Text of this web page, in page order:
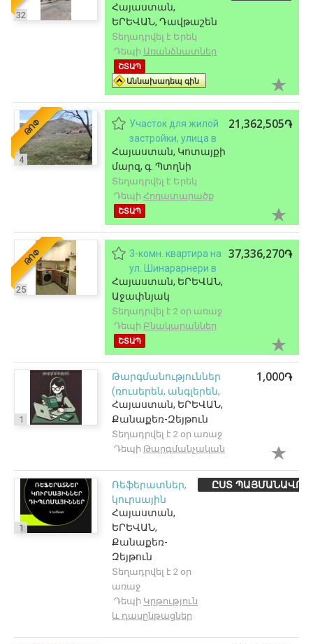
32
квартал Давташен
в Давташене, 300
кв.м., на участке
600 кв.м.
Հայաստան,
ԵՐԵՎԱՆ, Դավթաշեն
Տեղադրվել է Երեկ
Դեպի Առանձնատներ
ՇՏԱՊ
Աննախադեպ գին
ԹՈՓ
4
Участок для жилой
застройки, улица в
Птгни, 860 кв.м.
Հայաստան, Կոտայքի
մարզ, գ. Պտղնի
Տեղադրվել է Երեկ
Դեպի Հողատարածք
ՇՏԱՊ
21,362,505֏
ԹՈՓ
25
3-комн. квартира на
ул. Шинарарнери в
Ачапняке, 72 кв.м.,
каменное здание
Հայաստան, ԵՐԵՎԱՆ,
Աջափնյակ
Տեղադրվել է 2 օր առաջ
Դեպի Բնակարաններ
ՇՏԱՊ
37,336,270֏
1
Թարգմանություններ
(ռուսերեն, անգլերեն,
հայերեն)
Հայաստան, ԵՐԵՎԱՆ,
Քանաքեռ-Զեյթուն
Տեղադրվել է 2 օր առաջ
Դեպի Թարգմանչական
1,000֏
1
Ռեֆերատներ,
կուրսային
աշխատանքներ
Հայաստան,
ԵՐԵՎԱՆ,
Քանաքեռ-
Զեյթուն
Տեղադրվել է 2 օր
առաջ
Դեպի Կրթություն
և դասընթացներ
ԸՍՏ